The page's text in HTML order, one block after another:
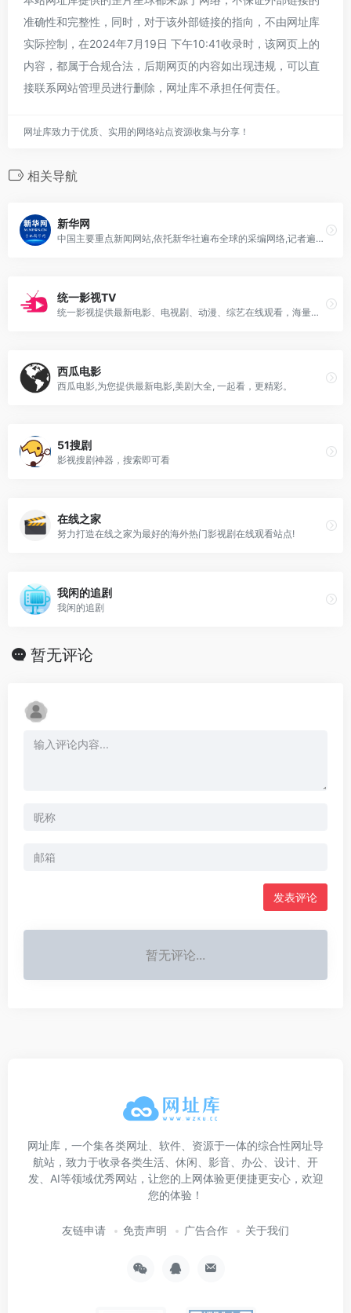
准确性和完整性，同时，对于该外部链接的指向，不由网址库
实际控制，在2024年7月19日 下午10:41收录时，该网页上的
内容，都属于合规合法，后期网页的内容如出现违规，可以直
接联系网站管理员进行删除，网址库不承担任何责任。
网址库致力于优质、实用的网络站点资源收集与分享！
相关导航
新华网
中国主要重点新闻网站,依托新华社遍布全球的采编网络,记者遍布世界100多个国家和地区,地方频道分布全国31个省市自治区,每天24小时同时使用6种语言滚动发稿,权威、准确、及时播发国内外重要新闻和重大突发事件,受众覆盖200多个国家和地区,发展论坛是全球知名的中文论坛。
统一影视TV
统一影视提供最新电影、电视剧、动漫、综艺在线观看，海量正版高清视频免费观看，支持手机电脑同步观看，更新快，画质好，打造极致追剧体验。
西瓜电影
西瓜电影,为您提供最新电影,美剧大全, 一起看，更精彩。
51搜剧
影视搜剧神器，搜索即可看
在线之家
努力打造在线之家为最好的海外热门影视剧在线观看站点!
我闲的追剧
我闲的追剧
暂无评论
发表评论
暂无评论...
网址库，一个集各类网址、软件、资源于一体的综合性网址导
航站，致力于收录各类生活、休闲、影音、办公、设计、开
发、AI等领域优秀网站，让您的上网体验更便捷更安心，欢迎
您的体验！
友链申请 免责声明 广告合作 关于我们